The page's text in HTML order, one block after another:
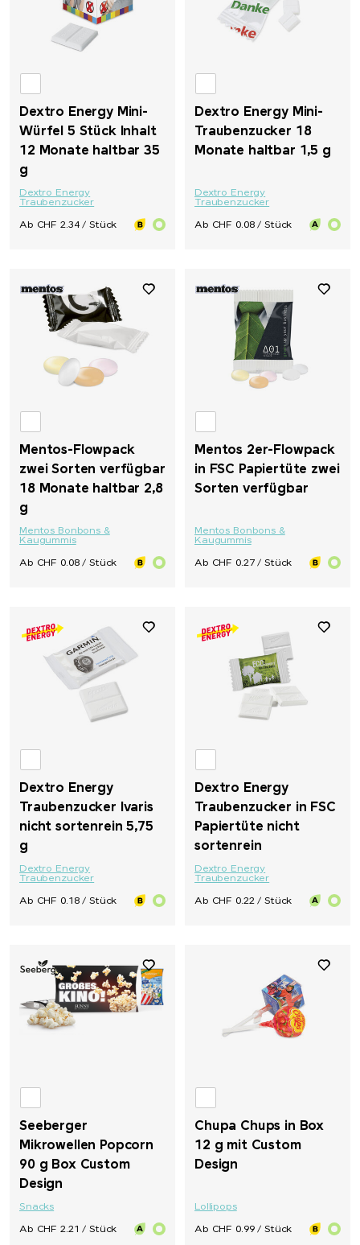
Dextro Energy Mini-
Würfel 5 Stück Inhalt
12 Monate haltbar 35
g
Dextro Energy
Traubenzucker
Ab CHF 2.34 / Stück
Dextro Energy Mini-
Traubenzucker 18
Monate haltbar 1,5 g
Dextro Energy
Traubenzucker
Ab CHF 0.08 / Stück
Mentos-Flowpack
zwei Sorten verfügbar
18 Monate haltbar 2,8
g
Mentos Bonbons &
Kaugummis
Ab CHF 0.08 / Stück
Mentos 2er-Flowpack
in FSC Papiertüte zwei
Sorten verfügbar
Mentos Bonbons &
Kaugummis
Ab CHF 0.27 / Stück
Dextro Energy
Traubenzucker Ivaris
nicht sortenrein 5,75
g
Dextro Energy
Traubenzucker
Ab CHF 0.18 / Stück
Dextro Energy
Traubenzucker in FSC
Papiertüte nicht
sortenrein
Dextro Energy
Traubenzucker
Ab CHF 0.22 / Stück
Seeberger
Mikrowellen Popcorn
90 g Box Custom
Design
Snacks
Ab CHF 2.21 / Stück
Chupa Chups in Box
12 g mit Custom
Design
Lollipops
Ab CHF 0.99 / Stück